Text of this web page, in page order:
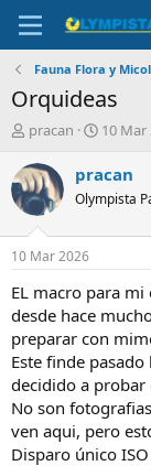
Fauna Flora y
Orquideas
I
i
c
i
a
d
o
e
l
t
e
m
a
pracan
F
c
a
i
n
c
i
o
10 Mar
pracan
Olympista
10 Mar 2026
EL macro para
desde hace
preparar con
Este finde
decidido a probar
No son
ven aqui, pero
Disparo único